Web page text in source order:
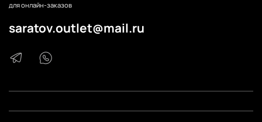
для онлайн-заказов
saratov.outlet@mail.ru